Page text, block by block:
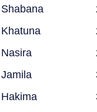
Shabana
Khatuna
Nasira
Jamila
Hakima